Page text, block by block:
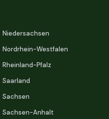
Niedersachsen
Nordrhein-Westfalen
Rheinland-Pfalz
Saarland
Sachsen
Sachsen-Anhalt